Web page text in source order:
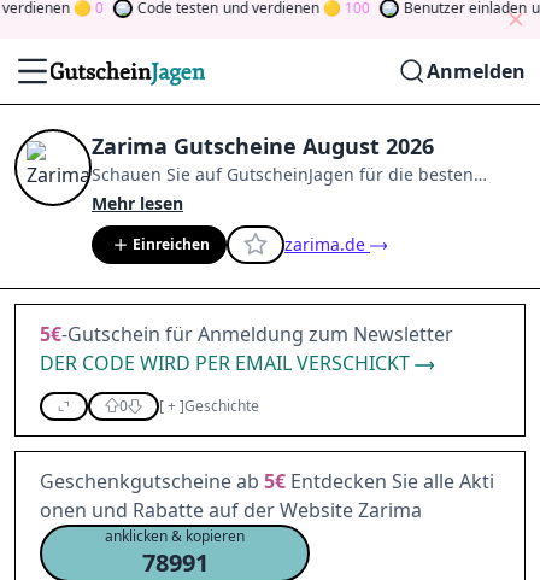
0 Code testen und verdienen 100 Benutzer einladen
Anmelden
Zarima Gutscheine August 2026
Schauen Sie auf GutscheinJagen für die besten
Zarima-Angebote im
der Community
und verdienen Sie Tokens, indem Sie
durch Abstimmen, Testen, Teilen und mehr
beitragen. Drehen Sie den Glücksklee
Sie Geld
Mehr lesen
Einreichen zarima.de
5€-Gutschein für Anmeldung zum Newsletter
DER CODE WIRD PER EMAIL VERSCHICKT
0 [+]Geschichte
Geschenkgutscheine ab 5€ Entdecken Sie alle Akti
onen und Rabatte auf der Website Zarima
anklicken & kopieren
78991